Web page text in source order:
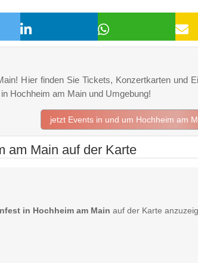
Hier finden Sie Tickets, Konzertkarten und
Hochheim am Main und Umgebung!
jetzt Events in und um Hochheim am
am Main auf der Karte
in Hochheim am Main auf der Karte